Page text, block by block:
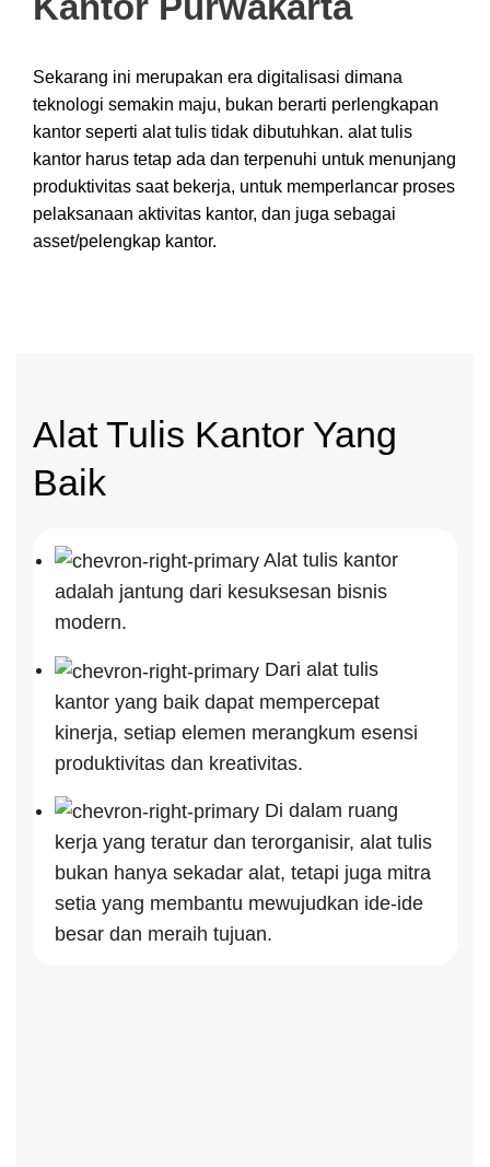
Sekarang ini merupakan era digitalisasi dimana
teknologi semakin maju, bukan berarti perlengkapan
kantor seperti alat tulis tidak dibutuhkan. alat tulis
kantor harus tetap ada dan terpenuhi untuk menunjang
produktivitas saat bekerja, untuk memperlancar proses
pelaksanaan aktivitas kantor, dan juga sebagai
asset/pelengkap kantor.
Alat Tulis Kantor Yang
Baik
Alat tulis kantor
adalah jantung dari kesuksesan bisnis
modern.
Dari alat tulis
kantor yang baik dapat mempercepat
kinerja, setiap elemen merangkum esensi
produktivitas dan kreativitas.
Di dalam ruang
kerja yang teratur dan terorganisir, alat tulis
bukan hanya sekadar alat, tetapi juga mitra
setia yang membantu mewujudkan ide-ide
besar dan meraih tujuan.